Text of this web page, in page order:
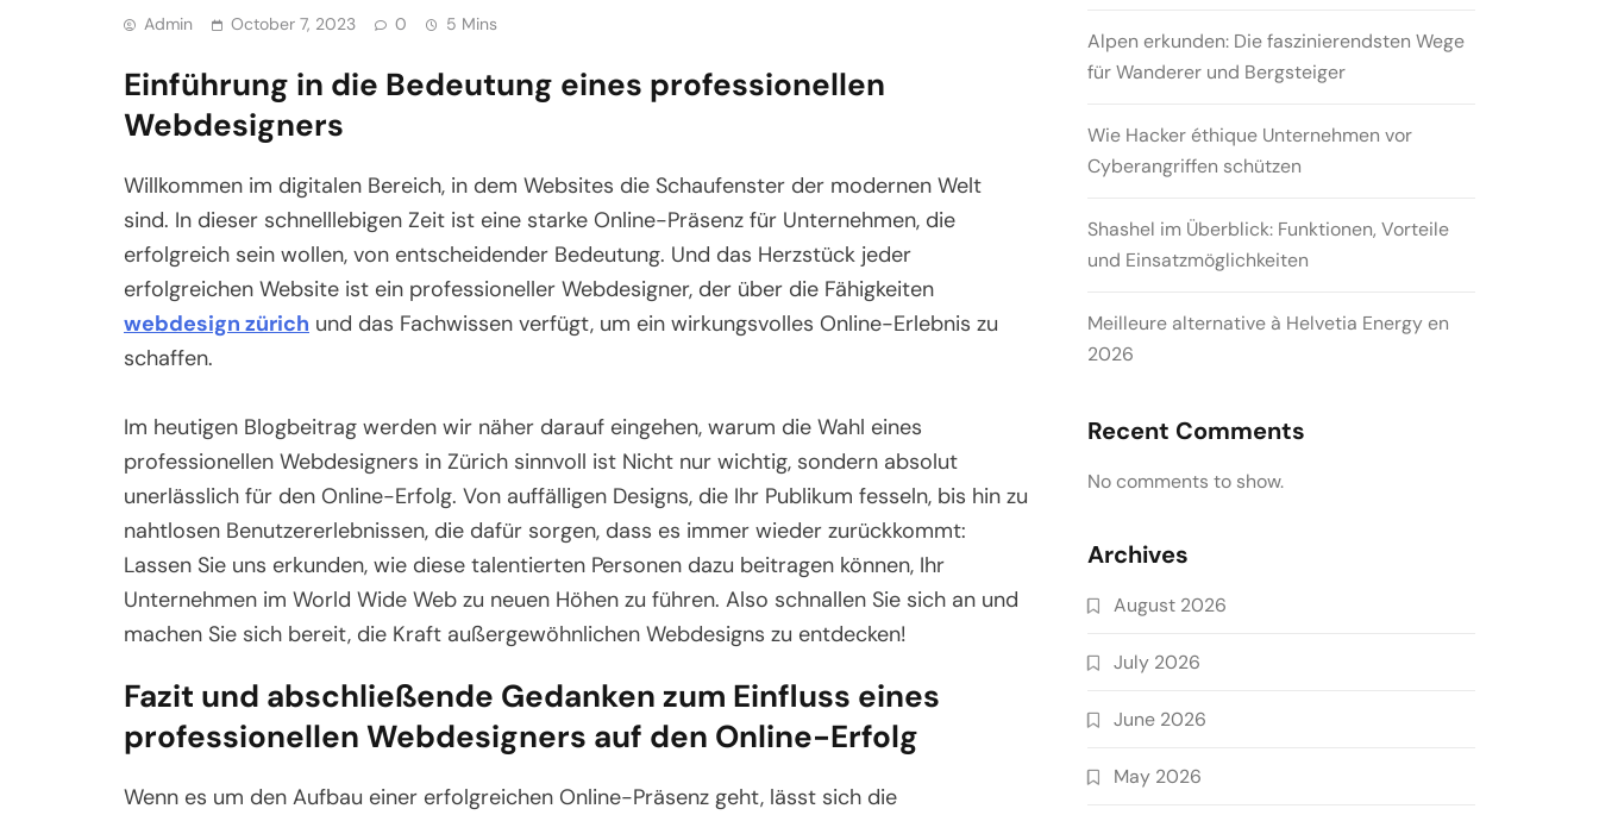
Admin October 7, 2023 0 5 Mins
Einführung in die Bedeutung eines professionellen
Webdesigners
Willkommen im digitalen Bereich, in dem Websites die Schaufenster der modernen Welt
sind. In dieser schnelllebigen Zeit ist eine starke Online-Präsenz für Unternehmen, die
erfolgreich sein wollen, von entscheidender Bedeutung. Und das Herzstück jeder
erfolgreichen Website ist ein professioneller Webdesigner, der über die Fähigkeiten
webdesign zürich und das Fachwissen verfügt, um ein wirkungsvolles Online-Erlebnis zu
schaffen.
Im heutigen Blogbeitrag werden wir näher darauf eingehen, warum die Wahl eines
professionellen Webdesigners in Zürich sinnvoll ist Nicht nur wichtig, sondern absolut
unerlässlich für den Online-Erfolg. Von auffälligen Designs, die Ihr Publikum fesseln, bis hin zu
nahtlosen Benutzererlebnissen, die dafür sorgen, dass es immer wieder zurückkommt:
Lassen Sie uns erkunden, wie diese talentierten Personen dazu beitragen können, Ihr
Unternehmen im World Wide Web zu neuen Höhen zu führen. Also schnallen Sie sich an und
machen Sie sich bereit, die Kraft außergewöhnlichen Webdesigns zu entdecken!
Fazit und abschließende Gedanken zum Einfluss eines
professionellen Webdesigners auf den Online-Erfolg
Wenn es um den Aufbau einer erfolgreichen Online-Präsenz geht, lässt sich die
Alpen erkunden: Die faszinierendsten Wege
für Wanderer und Bergsteiger
Wie Hacker éthique Unternehmen vor
Cyberangriffen schützen
Shashel im Überblick: Funktionen, Vorteile
und Einsatzmöglichkeiten
Meilleure alternative à Helvetia Energy en
2026
Recent Comments
No comments to show.
Archives
August 2026
July 2026
June 2026
May 2026